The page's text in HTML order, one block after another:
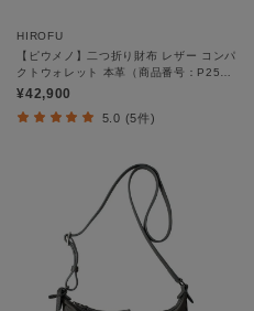
HIROFU
【ピウメノ】二つ折り財布 レザー コンパ
クトウォレット 本革（商品番号：P25－
65511）
¥42,900
5.0 (5件)